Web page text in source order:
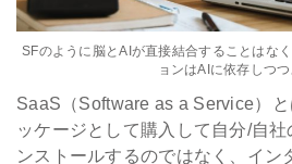
SFのように脳とAIが直接結合することはな
ョンはAIに依存しつつ
SaaS（Software as a Service）
ッケージとして購入して自分/自
ンストールするのではなく、イン